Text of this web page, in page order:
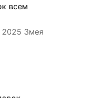
всем
Змея